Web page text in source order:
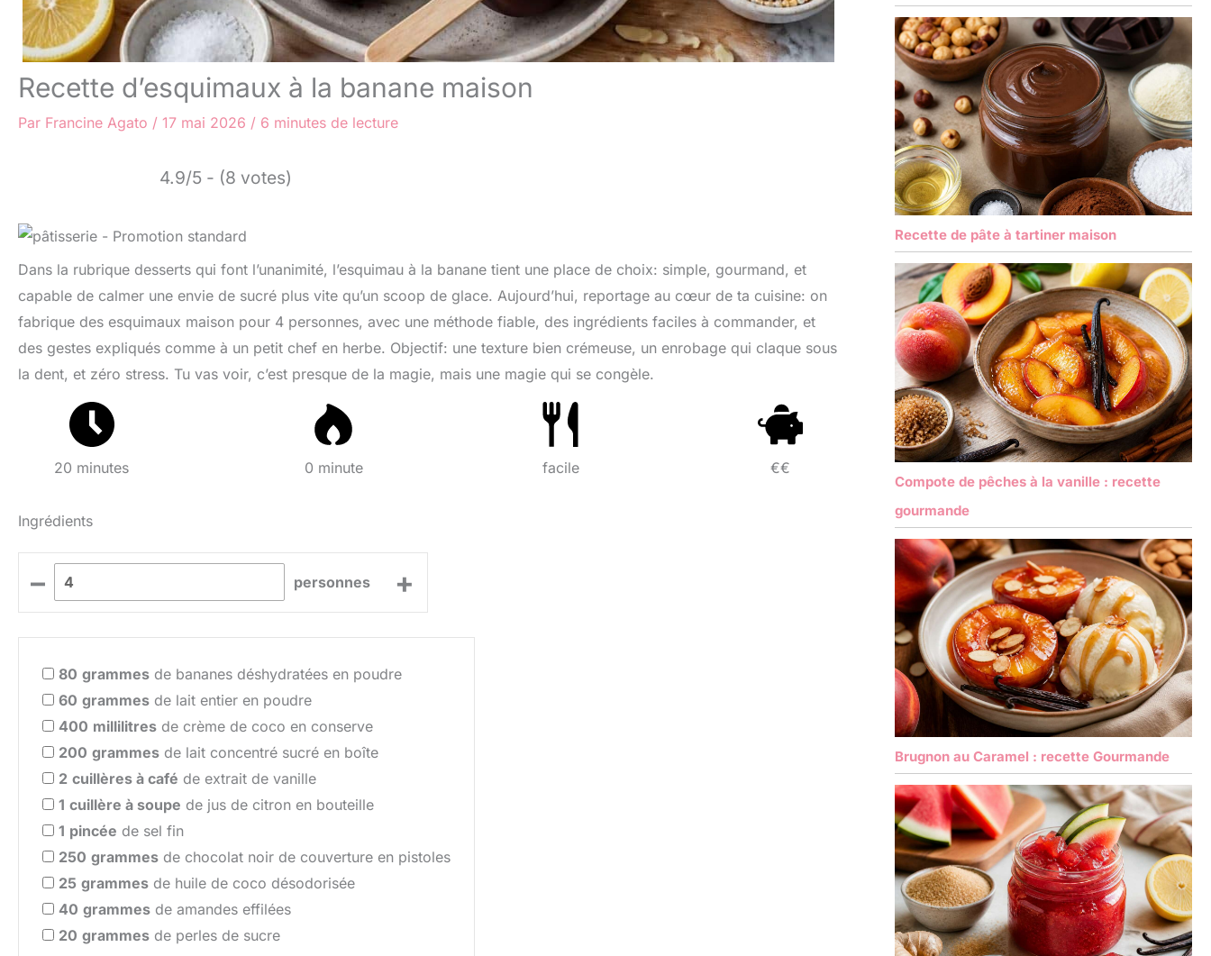
Recette d’esquimaux à la banane maison
Par Francine Agato / 17 mai 2026 / 6 minutes de lecture
4.9/5 - (8 votes)
Dans la rubrique desserts qui font l’unanimité, l’esquimau à la banane tient une place de choix: simple, gourmand, et
capable de calmer une envie de sucré plus vite qu’un scoop de glace. Aujourd’hui, reportage au cœur de ta cuisine: on
fabrique des esquimaux maison pour 4 personnes, avec une méthode fiable, des ingrédients faciles à commander, et
des gestes expliqués comme à un petit chef en herbe. Objectif: une texture bien crémeuse, un enrobage qui claque sous
la dent, et zéro stress. Tu vas voir, c’est presque de la magie, mais une magie qui se congèle.
20 minutes 0 minute facile €€
Ingrédients
– personnes +
80 grammes de bananes déshydratées en poudre
60 grammes de lait entier en poudre
400 millilitres de crème de coco en conserve
200 grammes de lait concentré sucré en boîte
2 cuillères à café de extrait de vanille
1 cuillère à soupe de jus de citron en bouteille
1 pincée de sel fin
250 grammes de chocolat noir de couverture en pistoles
25 grammes de huile de coco désodorisée
40 grammes de amandes effilées
20 grammes de perles de sucre
Recette de pâte à tartiner maison
Compote de pêches à la vanille : recette
gourmande
Brugnon au Caramel : recette Gourmande